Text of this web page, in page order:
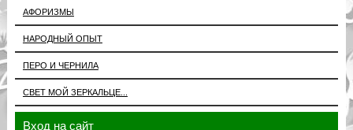
АФОРИЗМЫ
НАРОДНЫЙ ОПЫТ
ПЕРО И ЧЕРНИЛА
СВЕТ МОЙ ЗЕРКАЛЬЦЕ...
Вход на сайт